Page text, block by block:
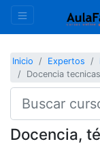
Inicio Expertos
Docencia
Docencia,